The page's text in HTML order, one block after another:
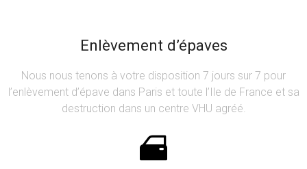
Enlèvement d’épaves
Nous nous tenons à votre disposition 7 jours sur 7 pour
l’enlèvement d’épave dans Paris et toute l’Ile de France et sa
destruction dans un centre VHU agréé.